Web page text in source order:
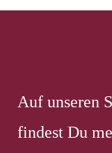
Auf unseren
findest Du